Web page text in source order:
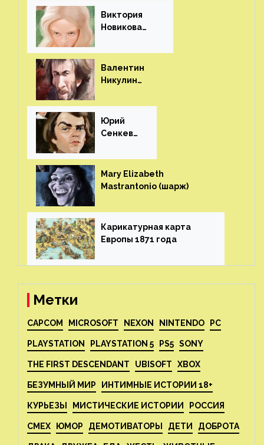
Виктория
Новикова
Валентин
Никулин
Юрий
Сенкеви
Mary Elizabeth
Mastrantonio (шарж)⁠⁠
Карикатурная карта
Европы 1871 года⁠⁠
Метки
CAPCOM MICROSOFT NEXON NINTENDO PC
PLAYSTATION PLAYSTATION 5 PS5 SONY
THE FIRST DESCENDANT UBISOFT XBOX
БЕЗУМНЫЙ МИР ИНТИМНЫЕ ИСТОРИИ 18+
КУРЬЕЗЫ МИСТИЧЕСКИЕ ИСТОРИИ РОССИЯ
СМЕХ ЮМОР ДЕМОТИВАТОРЫ ДЕТИ ДОБРОТА